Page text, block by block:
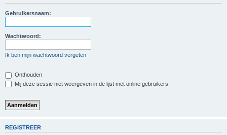
Gebruikersnaam:
Wachtwoord:
Ik ben mijn wachtwoord vergeten
Onthouden
Mij deze sessie niet weergeven in de lijst met online gebruikers
REGISTREER